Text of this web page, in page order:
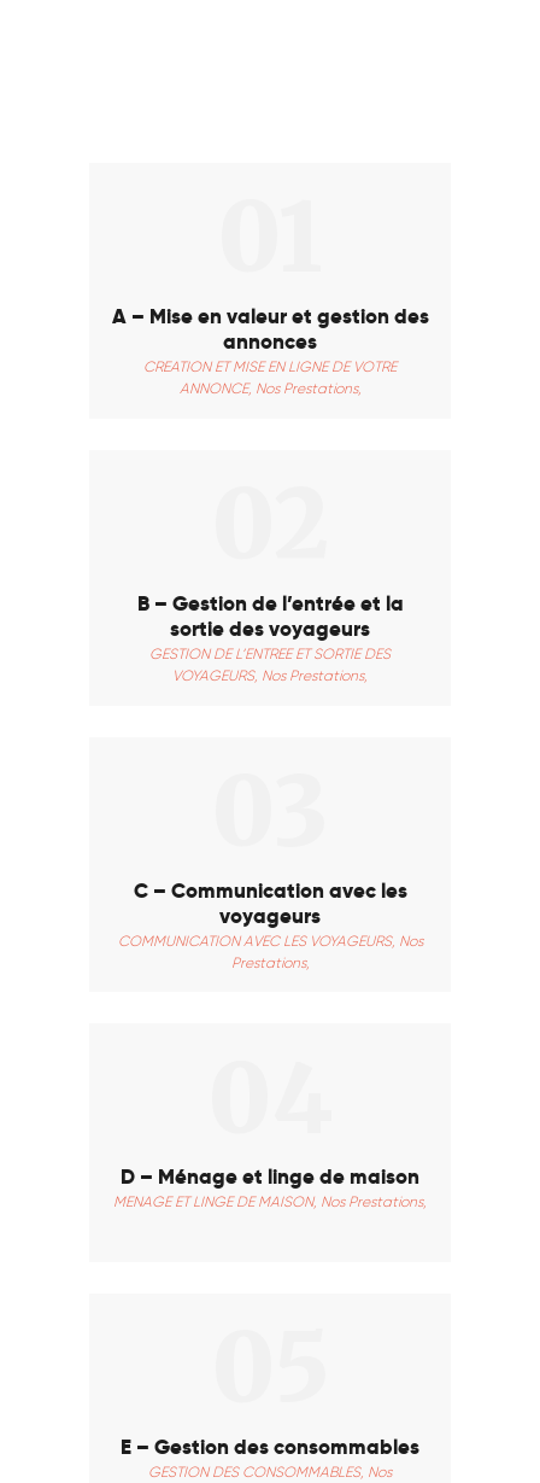
A – Mise en valeur et gestion des
annonces
CREATION ET MISE EN LIGNE DE VOTRE
ANNONCE, Nos Prestations,
B – Gestion de l’entrée et la
sortie des voyageurs
GESTION DE L’ENTREE ET SORTIE DES
VOYAGEURS, Nos Prestations,
C – Communication avec les
voyageurs
COMMUNICATION AVEC LES VOYAGEURS, Nos
Prestations,
D – Ménage et linge de maison
MENAGE ET LINGE DE MAISON, Nos Prestations,
E – Gestion des consommables
GESTION DES CONSOMMABLES, Nos